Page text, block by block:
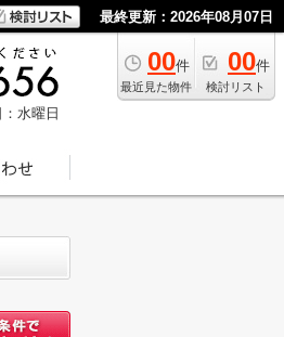
最終更新：2026年08月07日
00件
最近見た物件
00件
検討リスト
水曜日